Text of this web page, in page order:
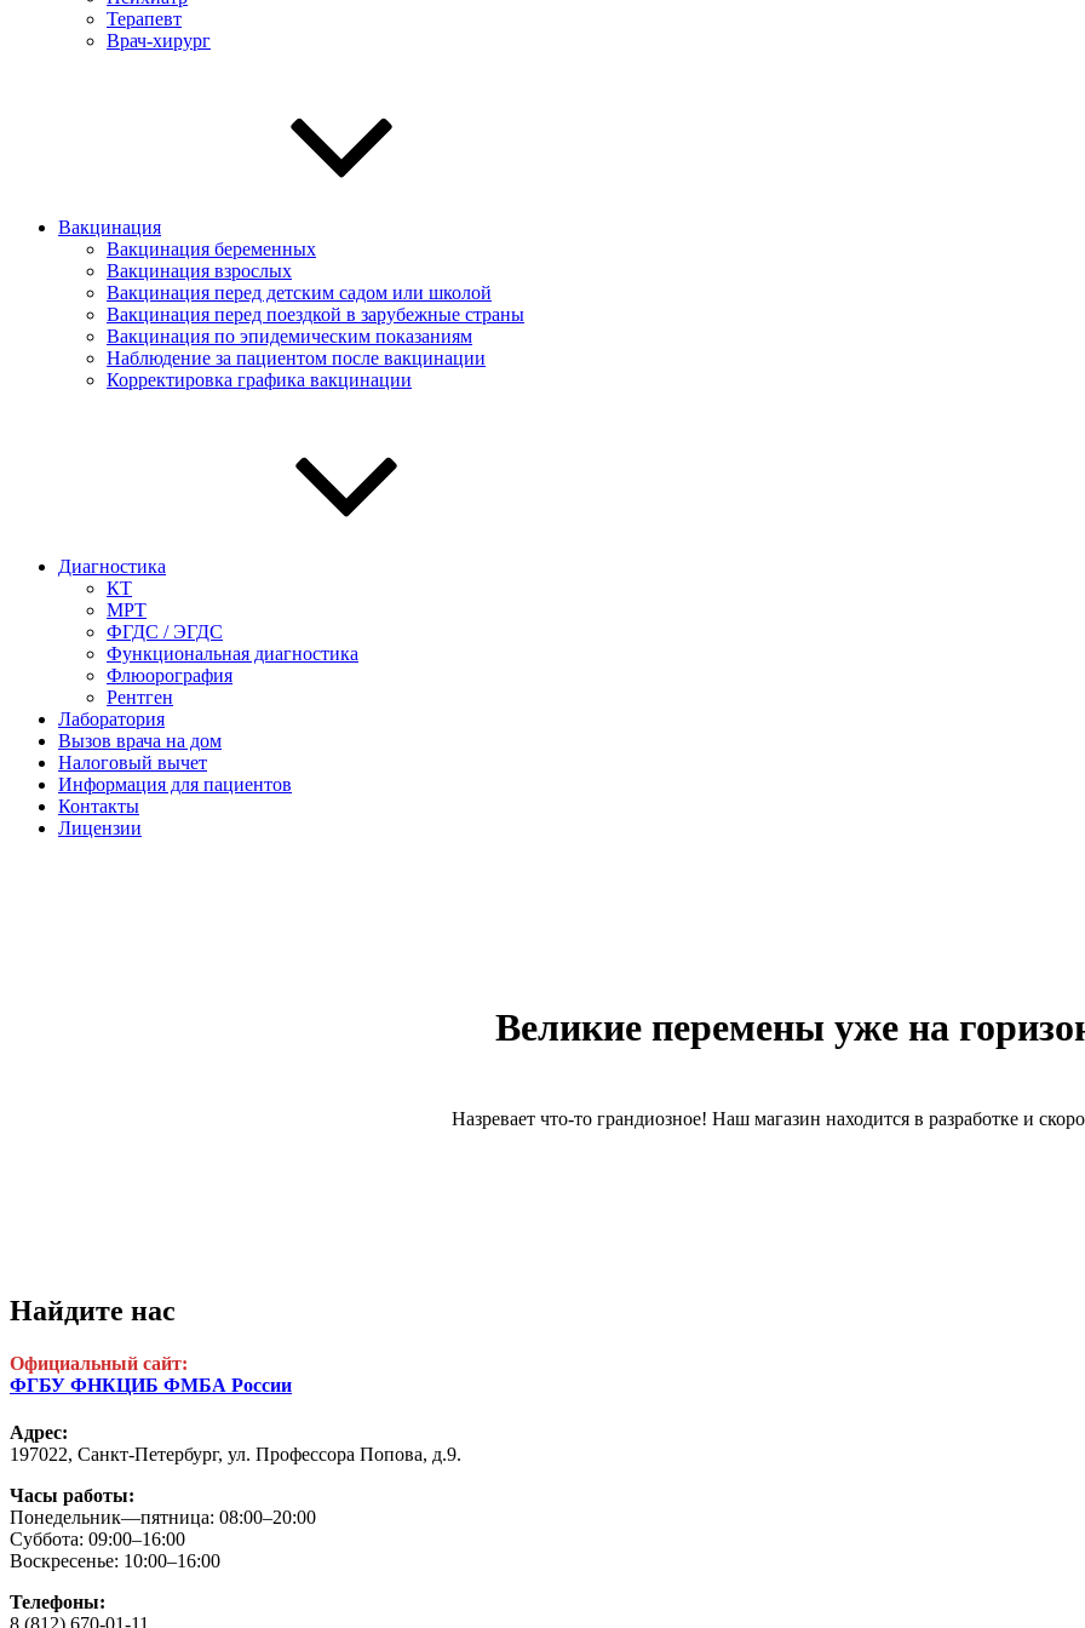
Терапевт
Врач-хирург
Вакцинация
Вакцинация беременных
Вакцинация взрослых
Вакцинация перед детским садом или школой
Вакцинация перед поездкой в зарубежные страны
Вакцинация по эпидемическим показаниям
Наблюдение за пациентом после вакцинации
Корректировка графика вакцинации
Диагностика
КТ
МРТ
ФГДС / ЭГДС
Функциональная диагностика
Флюорография
Рентген
Лаборатория
Вызов врача на дом
Налоговый вычет
Информация для пациентов
Контакты
Лицензии
Великие перемены уже на
Назревает что-то грандиозное! Наш магазин находится в разработке и
Найдите нас
Официальный сайт:
ФГБУ ФНКЦИБ ФМБА России
Адрес:
197022, Санкт-Петербург, ул. Профессора Попова, д.9.
Часы работы:
Понедельник—пятница: 08:00–20:00
Суббота: 09:00–16:00
Воскресенье: 10:00–16:00
Телефоны: